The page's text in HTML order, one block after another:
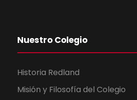
Nuestro Colegio
Historia Redland
Misión y Filosofía del Colegio